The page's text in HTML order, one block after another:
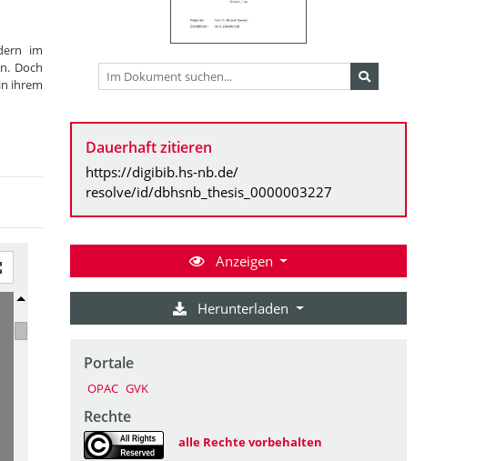
im
Doch
ihrem
Dauerhaft zitieren
https://digibib.hs-nb.de/
resolve/id/dbhsnb_thesis_0000003227
Anzeigen
Herunterladen
Portale
OPAC GVK
Rechte
alle Rechte vorbehalten